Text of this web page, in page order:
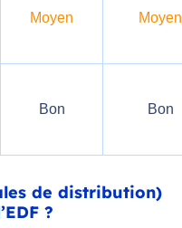
Moyen Moyen
Bon Bon
de distribution)
?